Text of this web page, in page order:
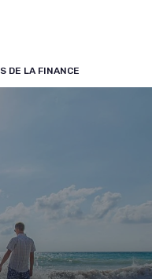
DE LA FINANCE